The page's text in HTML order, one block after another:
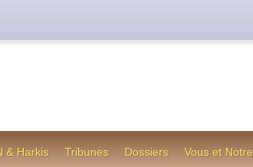
& Harkis Tribunes Dossiers Vous et
formule utilisée jusqu’en octobre 2012,